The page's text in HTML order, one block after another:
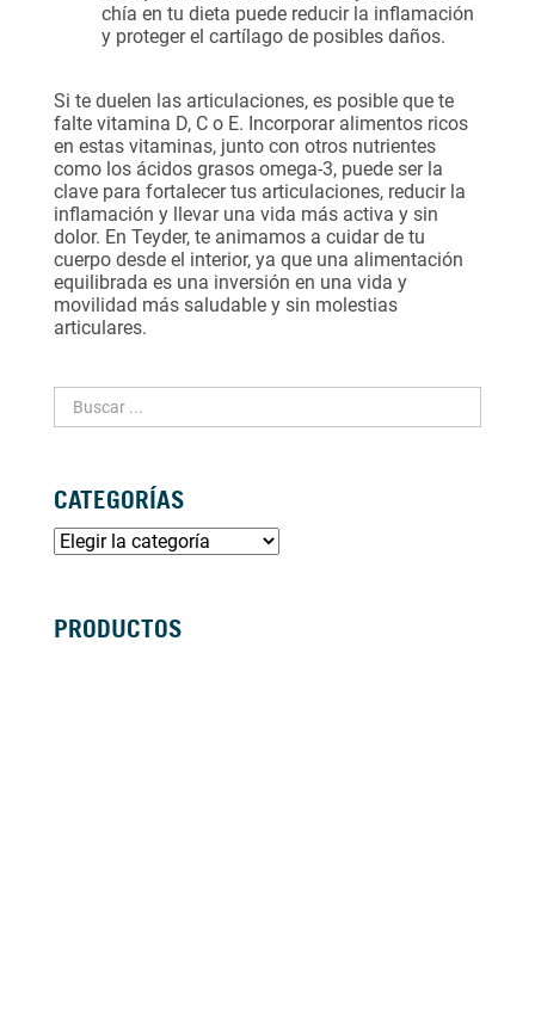
chía en tu dieta puede reducir la inflamación
y proteger el cartílago de posibles daños.
Si te duelen las articulaciones, es posible que te
falte vitamina D, C o E. Incorporar alimentos ricos
en estas vitaminas, junto con otros nutrientes
como los ácidos grasos omega-3, puede ser la
clave para fortalecer tus articulaciones, reducir la
inflamación y llevar una vida más activa y sin
dolor. En Teyder, te animamos a cuidar de tu
cuerpo desde el interior, ya que una alimentación
equilibrada es una inversión en una vida y
movilidad más saludable y sin molestias
articulares.
CATEGORÍAS
PRODUCTOS